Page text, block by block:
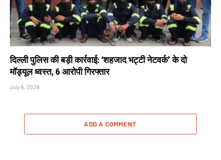
दिल्ली पुलिस की बड़ी कार्रवाई: ‘शहजाद भट्टी नेटवर्क’ के दो
मॉड्यूल ध्वस्त, 6 आरोपी गिरफ्तार
July 6, 2026
ADD A COMMENT